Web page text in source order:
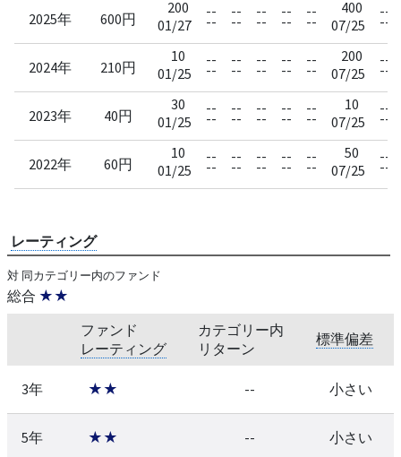
2025年 600円
200
01/27
--
--
--
--
--
--
--
--
--
--
400
07/25
--
--
2024年 210円
10
01/25
--
--
--
--
--
--
--
--
--
--
200
07/25
--
--
2023年 40円
30
01/25
--
--
--
--
--
--
--
--
--
--
10
07/25
--
--
2022年 60円
10
01/25
--
--
--
--
--
--
--
--
--
--
50
07/25
--
--
レーティング
対 同カテゴリー内のファンド
総合 ★★
ファンド
レーティング
カテゴリー内
リターン
標準偏差
3年 ★★ -- 小さい
5年 ★★ -- 小さい